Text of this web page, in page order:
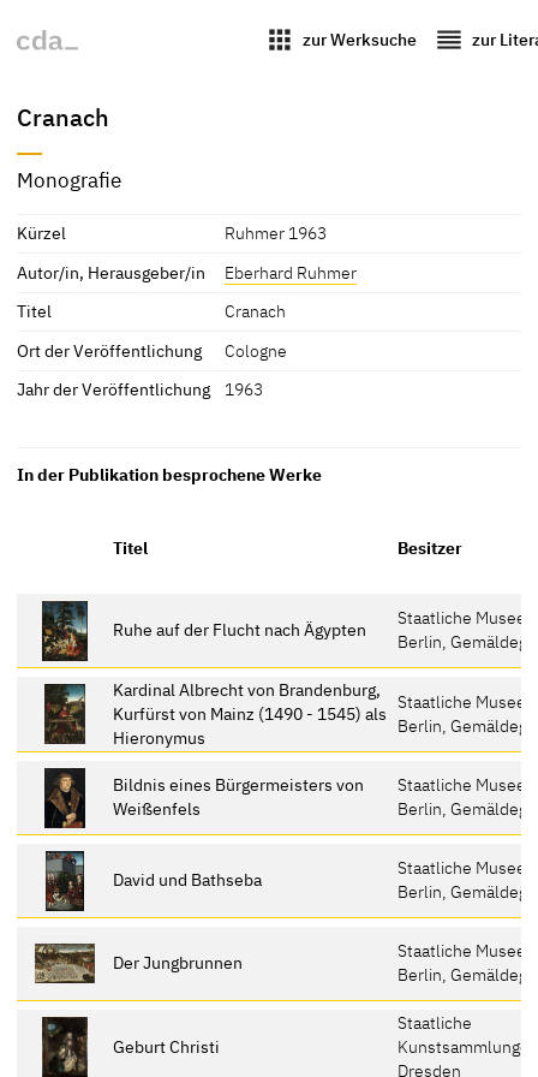
apps zur Werksuche reorder zur
Cranach
Monografie
Kürzel
Ruhmer 1963
Autor/in, Herausgeber/in
Eberhard Ruhmer
Titel
Cranach
Ort der Veröffentlichung
Cologne
Jahr der Veröffentlichung
1963
In der Publikation besprochene Werke
Titel Besitzer
Ruhe auf der Flucht nach Ägypten
Staatliche
Berlin,
Kardinal Albrecht von Brandenburg,
Kurfürst von Mainz (1490 - 1545) als
Hieronymus
Staatliche
Berlin,
Bildnis eines Bürgermeisters von
Weißenfels
Staatliche
Berlin,
David und Bathseba
Staatliche
Berlin,
Der Jungbrunnen
Staatliche
Berlin,
Geburt Christi
Staatliche
Dresden